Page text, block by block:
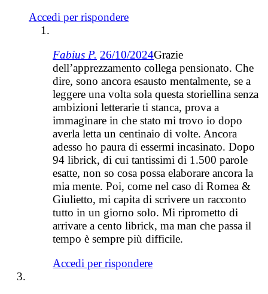
Accedi per rispondere
Fabius P. 26/10/2024Grazie
dell’apprezzamento collega pensionato. Che
dire, sono ancora esausto mentalmente, se a
leggere una volta sola questa storiellina senza
ambizioni letterarie ti stanca, prova a
immaginare in che stato mi trovo io dopo
averla letta un centinaio di volte. Ancora
adesso ho paura di essermi incasinato. Dopo
94 librick, di cui tantissimi di 1.500 parole
esatte, non so cosa possa elaborare ancora la
mia mente. Poi, come nel caso di Romea &
Giulietto, mi capita di scrivere un racconto
tutto in un giorno solo. Mi riprometto di
arrivare a cento librick, ma man che passa il
tempo è sempre più difficile.
Accedi per rispondere